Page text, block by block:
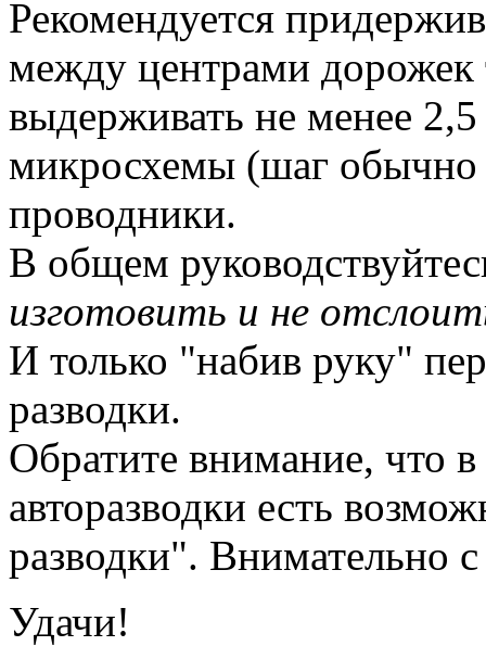
Рекомендуется
между центрами дорожек
выдерживать не менее
микросхемы (шаг обычно
проводники.
В общем
изготовить и не
И только "набив руку"
разводки.
Обратите внимание, что
авторазводки есть
разводки". Внимательно
Удачи!